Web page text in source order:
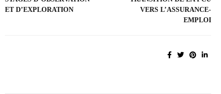
ET D’EXPLORATION
VERS L’ASSURANCE-
EMPLOI